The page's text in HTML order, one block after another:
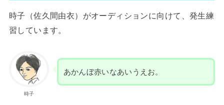
時子（佐久間由衣）がオーディションに向けて、発生練
習しています。
時子
あかんぼ赤いなあいうえお。